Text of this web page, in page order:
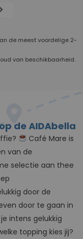
chevron_right
de meest voordelige 2-
van beschikbaarheid.
de AIDAbella
Café Mare is
van de
selectie aan thee
door de
door te gaan in
intens gelukkig
topping kies jij?